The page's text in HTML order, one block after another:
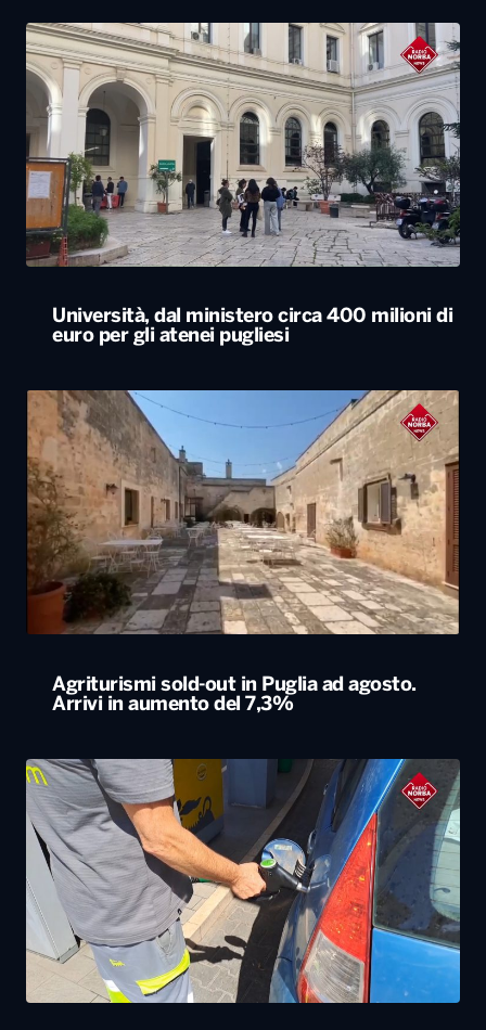
Università, dal ministero circa 400 milioni di
euro per gli atenei pugliesi
Agriturismi sold-out in Puglia ad agosto.
Arrivi in aumento del 7,3%